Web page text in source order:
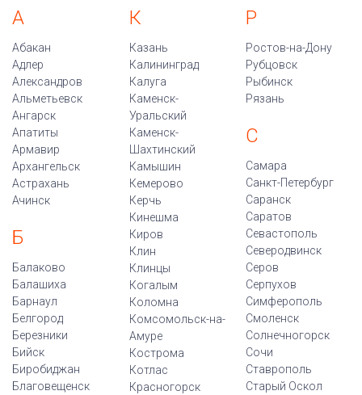
А
Абакан
Адлер
Александров
Альметьевск
Ангарск
Апатиты
Армавир
Архангельск
Астрахань
Ачинск
Б
Балаково
Балашиха
Барнаул
Белгород
Березники
Бийск
Биробиджан
Благовещенск
К
Казань
Калининград
Калуга
Каменск-
Уральский
Каменск-
Шахтинский
Камышин
Кемерово
Керчь
Кинешма
Киров
Клин
Клинцы
Когалым
Коломна
Комсомольск-на-
Амуре
Кострома
Котлас
Красногорск
Р
Ростов-на-Дону
Рубцовск
Рыбинск
Рязань
С
Самара
Санкт-Петербург
Саранск
Саратов
Севастополь
Северодвинск
Серов
Серпухов
Симферополь
Смоленск
Солнечногорск
Сочи
Ставрополь
Старый Оскол